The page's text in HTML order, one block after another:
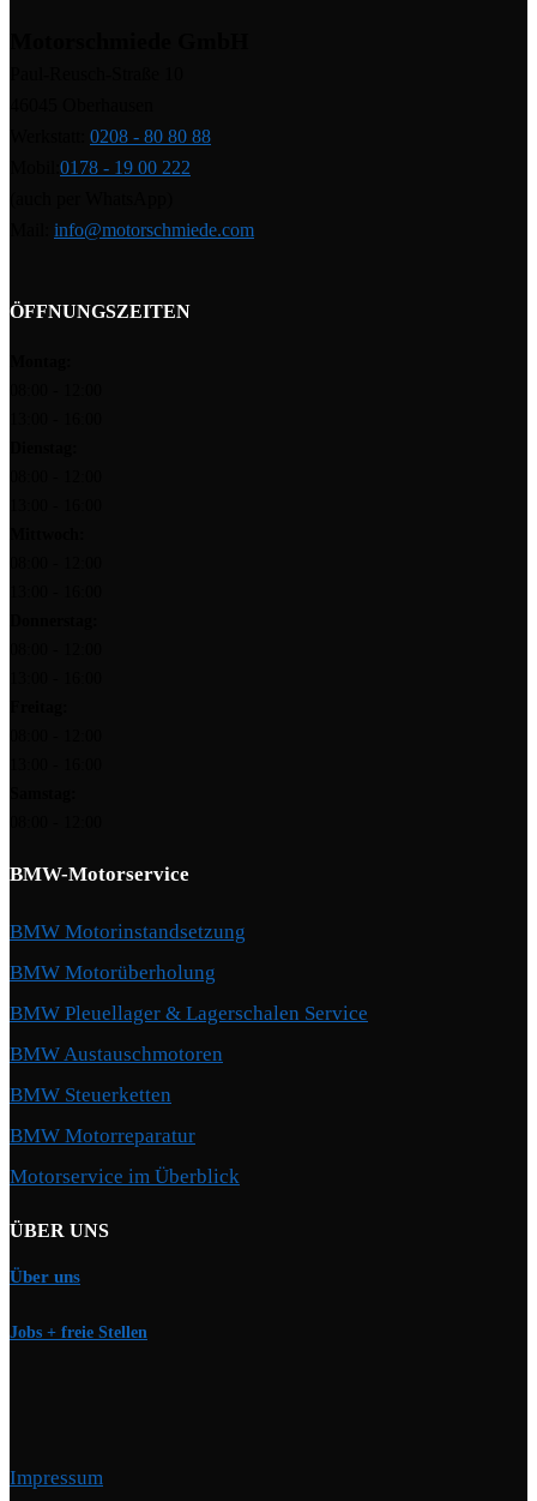
0208 - 80 80 88
0178 - 19 00 222
info@motorschmiede.com
ÖFFNUNGSZEITEN
BMW-Motorservice
BMW Motorinstandsetzung
BMW Motorüberholung
BMW Pleuellager & Lagerschalen Service
BMW Austauschmotoren
BMW Steuerketten
BMW Motorreparatur
Motorservice im Überblick
ÜBER UNS
Über uns
Jobs + freie Stellen
Impressum